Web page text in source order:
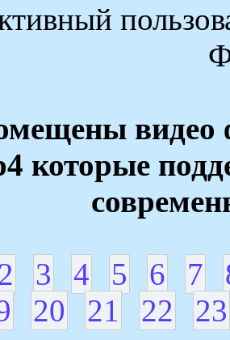
видео
которые
3 4 5 6 7
20 21 22 23